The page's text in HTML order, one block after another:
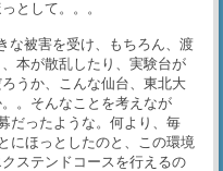
として。。。
な被害を受け、もちろん、渡
本が散乱したり、実験台が
うか、こんな仙台、東北大
。そんなことを考えなが
だったような。何より、毎
にほっとしたのと、この環境
ステンドコースを行えるの